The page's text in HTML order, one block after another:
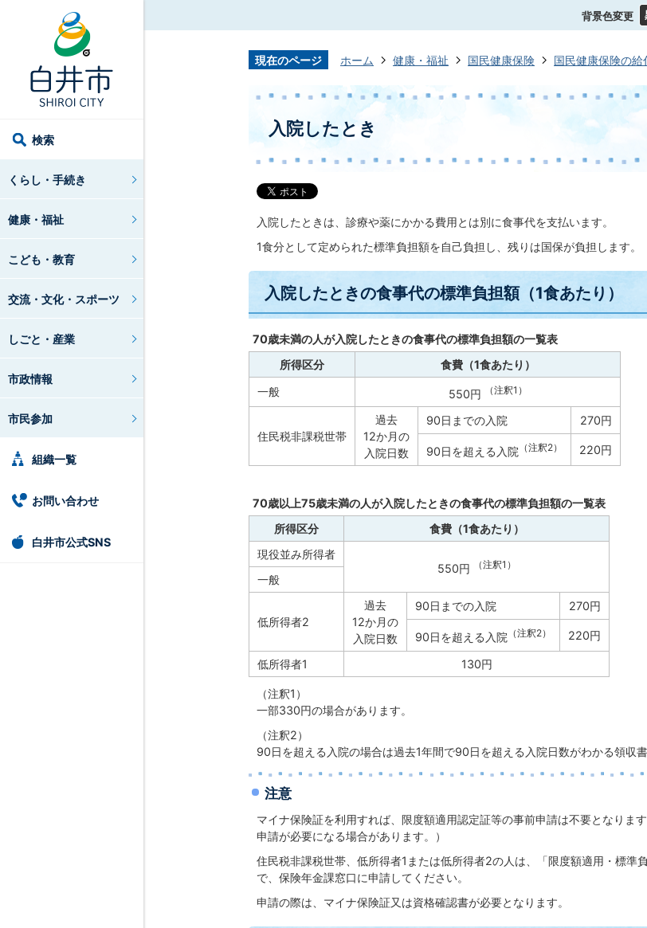
検索
くらし・手続き
健康・福祉
こども・教育
交流・文化・スポーツ
しごと・産業
市政情報
市民参加
組織一覧
お問い合わせ
白井市公式SNS
背景色変更
現在のページ ホーム 健康・福祉 国民健康保険 国民健康保険の給
入院したとき
入院したときは、診療や薬にかかる費用とは別に食事代を支払います。
1食分として定められた標準負担額を自己負担し、残りは国保が負担します。
入院したときの食事代の標準負担額（1食あたり）
70歳未満の人が入院したときの食事代の標準負担額の一覧表
所得区分
食費（1食あたり）
一般
550円 （注釈1）
住民税非課税世帯
過去
12か月の
入院日数
90日までの入院 270円
90日を超える入院 （注釈2） 220円
70歳以上75歳未満の人が入院したときの食事代の標準負担額の一覧表
所得区分
食費（1食あたり）
現役並み所得者
550円
（注釈1）
一般
低所得者2
過去
12か月の
入院日数
90日までの入院 270円
90日を超える入院 （注釈2） 220円
低所得者1 130円
（注釈1）
一部330円の場合があります。
（注釈2）
90日を超える入院の場合は過去1年間で90日を超える入院日数がわかる領収
注意
マイナ保険証を利用すれば、限度額適用認定証等の事前申請は不要となりま
申請が必要になる場合があります。）
住民税非課税世帯、低所得者1または低所得者2の人は、「限度額適用・標
で、保険年金課窓口に申請してください。
申請の際は、マイナ保険証又は資格確認書が必要となります。